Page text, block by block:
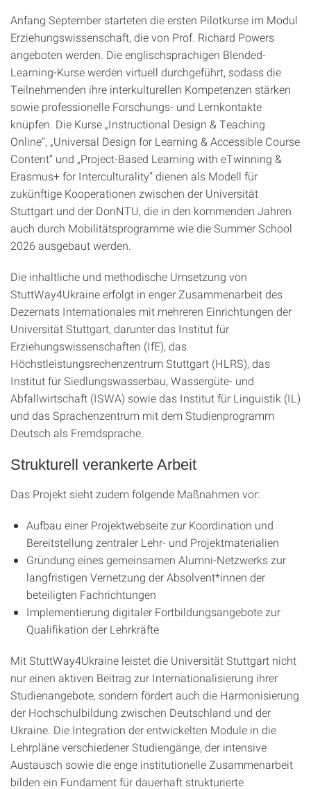
Anfang September starteten die ersten Pilotkurse im Modul
Erziehungswissenschaft, die von Prof. Richard Powers
angeboten werden. Die englischsprachigen Blended-
Learning-Kurse werden virtuell durchgeführt, sodass die
Teilnehmenden ihre interkulturellen Kompetenzen stärken
sowie professionelle Forschungs- und Lernkontakte
knüpfen. Die Kurse „Instructional Design & Teaching
Online“, „Universal Design for Learning & Accessible Course
Content“ und „Project-Based Learning with eTwinning &
Erasmus+ for Interculturality“ dienen als Modell für
zukünftige Kooperationen zwischen der Universität
Stuttgart und der DonNTU, die in den kommenden Jahren
auch durch Mobilitätsprogramme wie die Summer School
2026 ausgebaut werden.
Die inhaltliche und methodische Umsetzung von
StuttWay4Ukraine erfolgt in enger Zusammenarbeit des
Dezernats Internationales mit mehreren Einrichtungen der
Universität Stuttgart, darunter das Institut für
Erziehungswissenschaften (IfE), das
Höchstleistungsrechenzentrum Stuttgart (HLRS), das
Institut für Siedlungswasserbau, Wassergüte- und
Abfallwirtschaft (ISWA) sowie das Institut für Linguistik (IL)
und das Sprachenzentrum mit dem Studienprogramm
Deutsch als Fremdsprache.
Strukturell verankerte Arbeit
Das Projekt sieht zudem folgende Maßnahmen vor:
Aufbau einer Projektwebseite zur Koordination und
Bereitstellung zentraler Lehr- und Projektmaterialien
Gründung eines gemeinsamen Alumni-Netzwerks zur
langfristigen Vernetzung der Absolvent*innen der
beteiligten Fachrichtungen
Implementierung digitaler Fortbildungsangebote zur
Qualifikation der Lehrkräfte
Mit StuttWay4Ukraine leistet die Universität Stuttgart nicht
nur einen aktiven Beitrag zur Internationalisierung ihrer
Studienangebote, sondern fördert auch die Harmonisierung
der Hochschulbildung zwischen Deutschland und der
Ukraine. Die Integration der entwickelten Module in die
Lehrpläne verschiedener Studiengänge, der intensive
Austausch sowie die enge institutionelle Zusammenarbeit
bilden ein Fundament für dauerhaft strukturierte